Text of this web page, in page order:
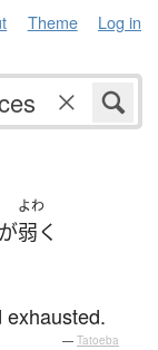
Theme Log in
が
よわ
弱く
exhausted.
— Tatoeba